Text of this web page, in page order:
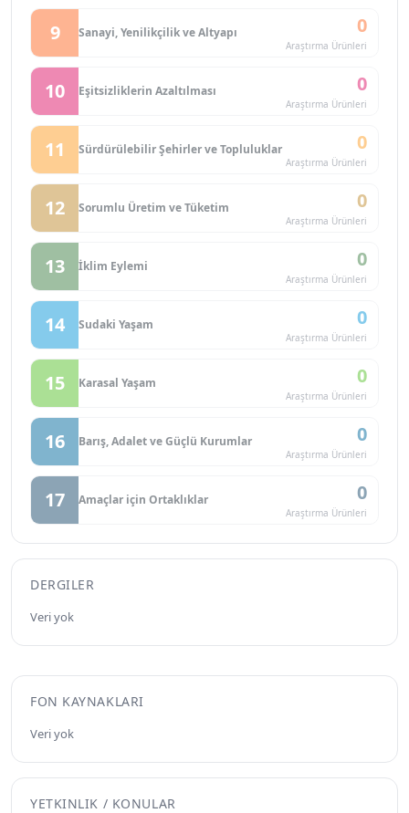
9 Sanayi, Yenilikçilik ve Altyapı 0
Araştırma Ürünleri
10 Eşitsizliklerin Azaltılması 0
Araştırma Ürünleri
11 Sürdürülebilir Şehirler ve Topluluklar 0
Araştırma Ürünleri
12 Sorumlu Üretim ve Tüketim 0
Araştırma Ürünleri
13 İklim Eylemi 0
Araştırma Ürünleri
14 Sudaki Yaşam 0
Araştırma Ürünleri
15 Karasal Yaşam 0
Araştırma Ürünleri
16 Barış, Adalet ve Güçlü Kurumlar 0
Araştırma Ürünleri
17 Amaçlar için Ortaklıklar 0
Araştırma Ürünleri
DERGILER
Veri yok
FON KAYNAKLARI
Veri yok
YETKINLIK / KONULAR